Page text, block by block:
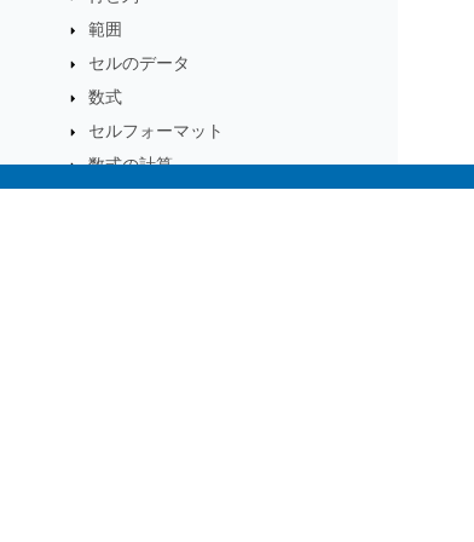
範囲
セルのデータ
数式
セルフォーマット
数式の計算